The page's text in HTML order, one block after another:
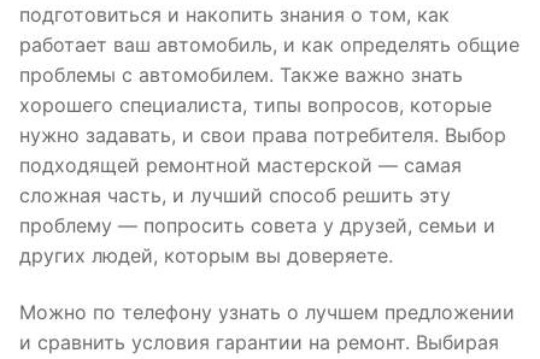
подготовиться и накопить знания о том, как
работает ваш автомобиль, и как определять общие
проблемы с автомобилем. Также важно знать
хорошего специалиста, типы вопросов, которые
нужно задавать, и свои права потребителя. Выбор
подходящей ремонтной мастерской — самая
сложная часть, и лучший способ решить эту
проблему — попросить совета у друзей, семьи и
других людей, которым вы доверяете.
Можно по телефону узнать о лучшем предложении
и сравнить условия гарантии на ремонт. Выбирая